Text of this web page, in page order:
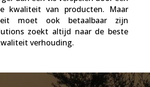
kwaliteit van producten. Maar
moet ook betaalbaar zijn
zoekt altijd naar de beste
verhouding.